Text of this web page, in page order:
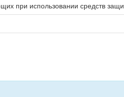
при использовании средств